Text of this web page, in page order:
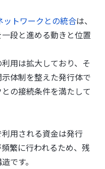
ットワークとの統合は、
段と進める動きと位置
用は拡大しており、そ
体制を整えた発行体で
の接続条件を満たして
用される資金は発行
繁に行われるため、残
です。